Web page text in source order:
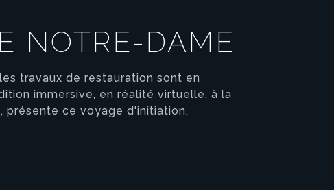
NOTRE-DAME
travaux de restauration sont en
immersive, en réalité virtuelle, à la
présente ce voyage d'initiation,